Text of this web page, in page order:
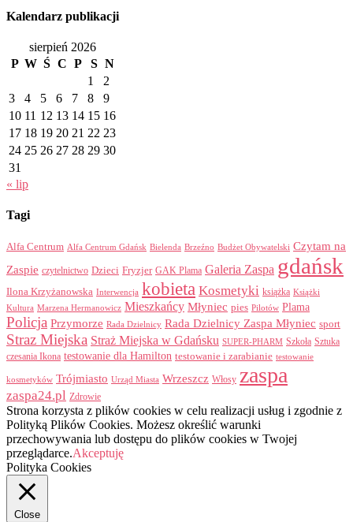
Kalendarz publikacji
sierpień 2026
P W Ś C P S N
1
2
3
4 5 6 7 8
9
10 11 12 13 14 15 16
17 18 19 20 21 22 23
24 25 26 27 28 29 30
31
« lip
Tagi
Alfa Centrum Alfa Centrum Gdańsk Bielenda Brzeźno Budżet Obywatelski Czytam na
Zaspie czytelnictwo Dzieci Fryzjer GAK Plama Galeria Zaspa gdańsk
Ilona Krzyżanowska Interwencja kobieta Kosmetyki książka Książki
Kultura Marzena Hermanowicz Mieszkańcy Młyniec pies Pilotów Plama
Policja Przymorze Rada Dzielnicy Rada Dzielnicy Zaspa Młyniec sport
Straz Miejska Straż Miejska w Gdańsku SUPER-PHARM Szkoła Sztuka
czesania Ikona testowanie dla Hamilton testowanie i zarabianie testowanie
kosmetyków Trójmiasto Urząd Miasta Wrzeszcz Włosy zaspa
zaspa24.pl Zdrowie
Strona korzysta z plików cookies w celu realizacji usług i zgodnie z
Polityką Plików Cookies. Możesz określić warunki
przechowywania lub dostępu do plików cookies w Twojej
przeglądarce.Akceptuję
Polityka Cookies
Close